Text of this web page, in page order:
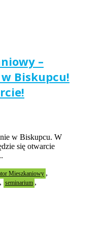
–
Biskupcu!
w Biskupcu. W
się otwarcie
Mieszkaniowy ,
, seminarium ,